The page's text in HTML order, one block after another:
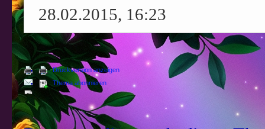
28.02.2015, 16:23
Druckversion anzeigen
Thema abonnieren